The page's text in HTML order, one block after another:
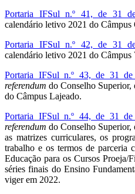
Portaria IFSul n.º 41, de 31
calendário letivo 2021 do Câmpus
Portaria IFSul n.º 42, de 31
calendário letivo 2021 do Câmpus
Portaria IFSul n.º 43, de 31
referendum do Conselho
do Câmpus Lajeado.
Portaria IFSul n.º 44, de 31
referendum do Conselho Superior,
as matrizes curriculares, os
trabalho e os termos de parceria
Educação para os Cursos Proeja/
séries finais do Ensino
viger em 2022.